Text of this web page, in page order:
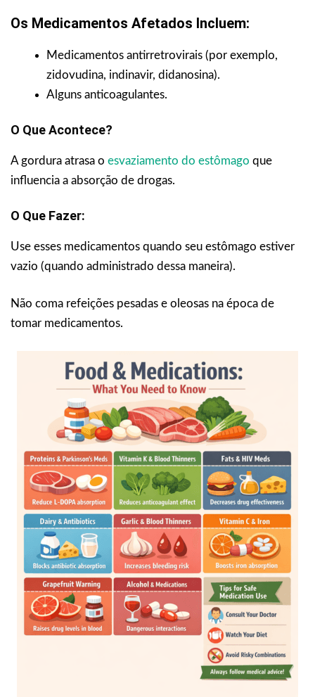
Os Medicamentos Afetados Incluem:
Medicamentos antirretrovirais (por exemplo,
zidovudina, indinavir, didanosina).
Alguns anticoagulantes.
O Que Acontece?
A gordura atrasa o esvaziamento do estômago que
influencia a absorção de drogas.
O Que Fazer:
Use esses medicamentos quando seu estômago estiver
vazio (quando administrado dessa maneira).
Não coma refeições pesadas e oleosas na época de
tomar medicamentos.